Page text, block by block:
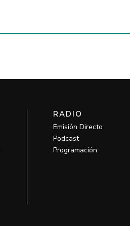
RADIO
Emisión Directo
Podcast
Programación